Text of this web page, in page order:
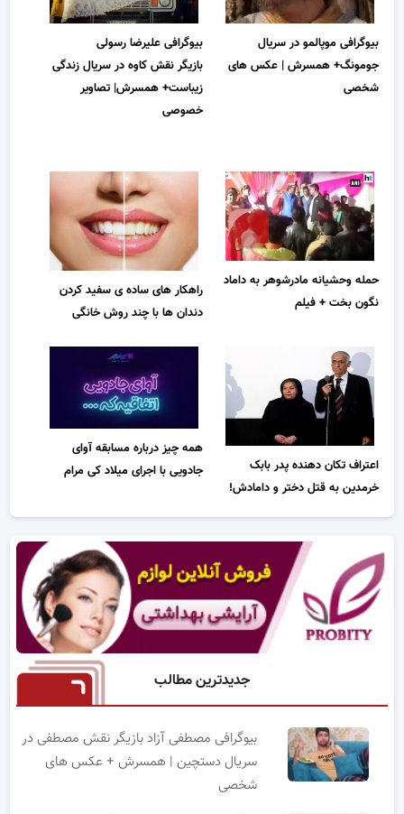
بیوگرافی موپالمو در سریال
جومونگ+ همسرش | عکس های
شخصی
بیوگرافی علیرضا رسولی
بازیگر نقش کاوه در سریال زندگی
زیباست+ همسرش| تصاویر
خصوصی
حمله وحشیانه مادرشوهر به داماد
نگون بخت + فیلم
راهکار های ساده ی سفید کردن
دندان ها با چند روش خانگی
اعتراف تکان دهنده پدر بابک
خرمدین به قتل دختر و دامادش!
همه چیز درباره مسابقه آوای
جادویی با اجرای میلاد کی مرام
جدیدترین مطالب
بیوگرافی مصطفی آزاد بازیگر نقش مصطفی در
سریال دستچین | همسرش + عکس های
شخصی